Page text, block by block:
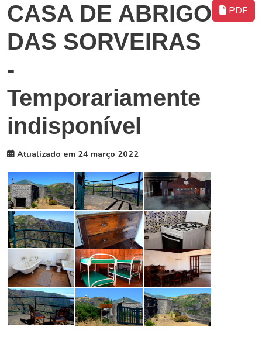
PDF
CASA DE ABRIGO
DAS SORVEIRAS
-
Temporariamente
indisponível
Atualizado em 24 março 2022